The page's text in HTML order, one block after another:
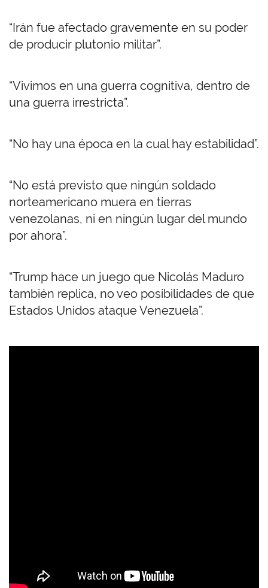
“Irán fue afectado gravemente en su poder
de producir plutonio militar”.
“Vivimos en una guerra cognitiva, dentro de
una guerra irrestricta”.
“No hay una época en la cual hay estabilidad”.
“No está previsto que ningún soldado
norteamericano muera en tierras
venezolanas, ni en ningún lugar del mundo
por ahora”.
“Trump hace un juego que Nicolás Maduro
también replica, no veo posibilidades de que
Estados Unidos ataque Venezuela”.